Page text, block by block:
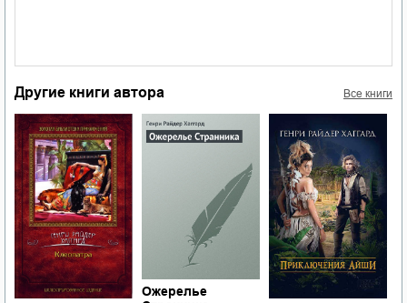
Другие книги автора Все книги
Ожерелье